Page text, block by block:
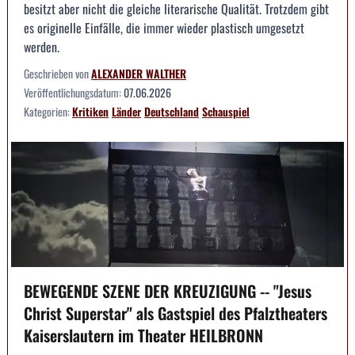
besitzt aber nicht die gleiche literarische Qualität. Trotzdem gibt
es originelle Einfälle, die immer wieder plastisch umgesetzt
werden.
Geschrieben vonALEXANDER WALTHER
Veröffentlichungsdatum:07.06.2026
Kategorien:KritikenLänderDeutschlandSchauspiel
BEWEGENDE SZENE DER KREUZIGUNG -- "Jesus
Christ Superstar" als Gastspiel des Pfalztheaters
Kaiserslautern im Theater HEILBRONN